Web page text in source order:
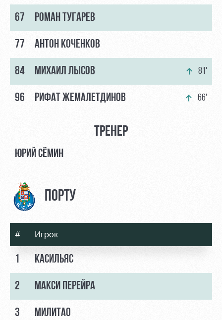
67 РОМАН ТУГАРЕВ
77 АНТОН КОЧЕНКОВ
84 МИХАИЛ ЛЫСОВ 81'
96 РИФАТ ЖЕМАЛЕТДИНОВ 66'
ТРЕНЕР
ЮРИЙ СЁМИН
ПОРТУ
# Игрок
1 КАСИЛЬЯС
2 МАКСИ ПЕРЕЙРА
3 МИЛИТАО